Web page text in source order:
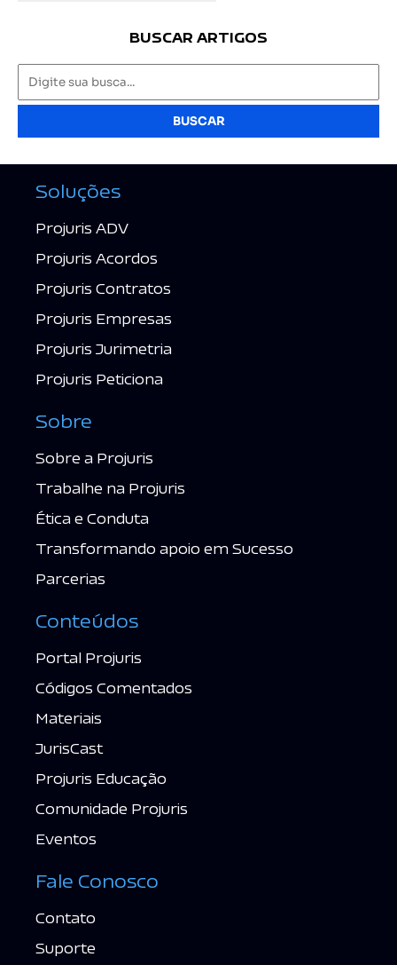
BUSCAR ARTIGOS
BUSCAR
Soluções
Projuris ADV
Projuris Acordos
Projuris Contratos
Projuris Empresas
Projuris Jurimetria
Projuris Peticiona
Sobre
Sobre a Projuris
Trabalhe na Projuris
Ética e Conduta
Transformando apoio em Sucesso
Parcerias
Conteúdos
Portal Projuris
Códigos Comentados
Materiais
JurisCast
Projuris Educação
Comunidade Projuris
Eventos
Fale Conosco
Contato
Suporte